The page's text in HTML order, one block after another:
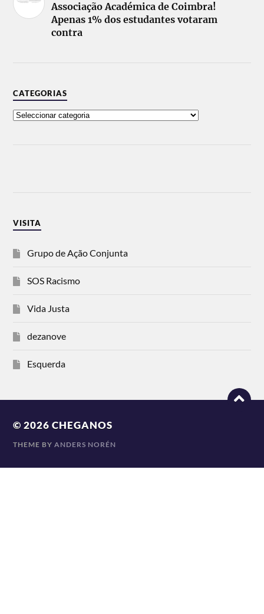
Associação Académica de Coimbra!
Apenas 1% dos estudantes votaram
contra
CATEGORIAS
VISITA
Grupo de Ação Conjunta
SOS Racismo
Vida Justa
dezanove
Esquerda
© 2026CHEGANOS
THEME BYANDERS NORÉN